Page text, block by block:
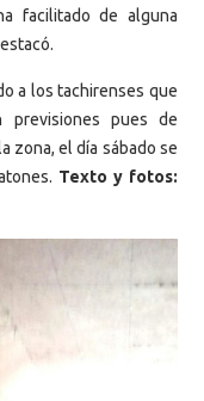
facilitado de alguna
a los tachirenses que
previsiones pues de
zona, el día sábado se
Texto y fotos: